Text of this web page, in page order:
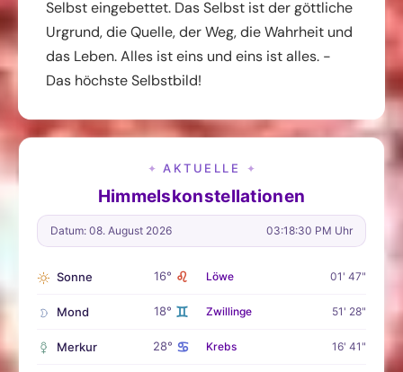
Selbst eingebettet. Das Selbst ist der göttliche
Urgrund, die Quelle, der Weg, die Wahrheit und
das Leben. Alles ist eins und eins ist alles. -
Das höchste Selbstbild!
✦ AKTUELLE ✦
Himmelskonstellationen
Datum: 08. August 2026 03:18:31 PM Uhr
Sonne 16° ♌ Löwe 01' 47"
Mond 18° ♊ Zwillinge 51' 28"
Merkur 28° ♋ Krebs 16' 41"